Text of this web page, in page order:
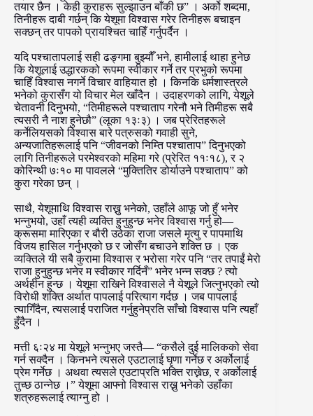
तयार छैन । केही कुराहरू सुल्झाउन बाँकी छ” । अर्को शब्दमा,
तिनीहरू दाबी गर्छन् कि येशूमा विश्वास गरेर तिनीहरू बचाइन
सक्छन् तर पापको प्रायश्चित चाहिँ गर्नुपर्दैन ।
यदि पश्चातापलाई सही ढङ्गमा बुझ्यौँ भने, हामीलाई थाहा हुनेछ
कि येशूलाई उद्धारकको रूपमा स्वीकार गर्ने तर प्रभुको रूपमा
चाहिँ विश्वास नगर्ने विचार वाहियात हो । किनकि धर्मशास्त्रले
भनेको कुरासँग यो विचार मेल खाँदैन । उदाहरणको लागि, येशूले
चेतावनी दिनुभयो, “तिमीहरूले पश्चाताप गरेनौ भने तिमीहरू सबै
त्यसरी नै नाश हुनेछौ” (लूका १३ः३) । जब प्रेरितहरूले
कर्नेलियसको विश्वास बारे पत्रुसको गवाही सुने,
अन्यजातिहरूलाई पनि “जीवनको निम्ति पश्चाताप” दिनुभएको
लागि तिनीहरूले परमेश्वरको महिमा गरे (प्रेरित ११ः१८), र २
कोरिन्थी ७ः१० मा पावलले “मुक्तितिर डोर्याउने पश्चाताप” को
कुरा गरेका छन् ।
साथै, येशूमाथि विश्वास राख्नु भनेको, उहाँले आफू जो हुँ भनेर
भन्नुभयो, उहाँ त्यही व्यक्ति हुनुहुन्छ भनेर विश्वास गर्नु हो—
क्रूसमा मारिएका र बौरी उठेका राजा जसले मृत्यु र पापमाथि
विजय हासिल गर्नुभएको छ र जोसँग बचाउने शक्ति छ । एक
व्यक्तिले यी सबै कुरामा विश्वास र भरोसा गरेर पनि “तर तपाईं मेरो
राजा हुनुहुन्छ भनेर म स्वीकार गर्दिनँ” भनेर भन्न सक्छ ? त्यो
अर्थहीन हुन्छ । येशूमा राखिने विश्वासले नै येशूले जित्नुभएको त्यो
विरोधी शक्ति अर्थात पापलाई परित्याग गर्दछ । जब पापलाई
त्यागिँदैन, त्यसलाई पराजित गर्नुहुनेप्रति साँचो विश्वास पनि त्यहाँ
हुँदैन ।
मत्ती ६ः२४ मा येशूले भन्नुभए जस्तै— “कसैले दुई मालिकको सेवा
गर्न सक्दैन । किनभने त्यसले एउटालाई घृणा गर्नेछ र अर्कोलाई
प्रेम गर्नेछ । अथवा त्यसले एउटाप्रति भक्ति राख्नेछ, र अर्कोलाई
तुच्छ ठान्नेछ ।” येशूमा आफ्नो विश्वास राख्नु भनेको उहाँका
शत्रुहरूलाई त्याग्नु हो ।